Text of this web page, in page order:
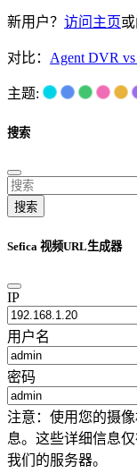
新用户？ 访问主页
对比： Agent DVR
主题:
搜索
搜索
Sefica 视频URL生成器
IP
用户名
密码
注意：使用您的摄
息。这些详细信息
我们的服务器。